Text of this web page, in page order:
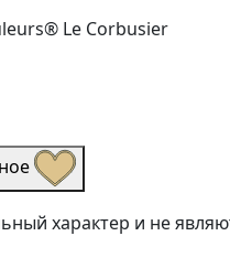
Le Corbusier
характер и не